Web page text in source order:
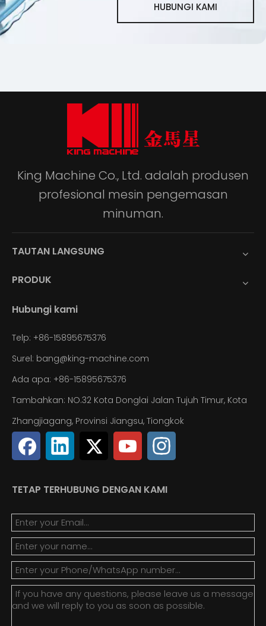
HUBUNGI KAMI
King Machine Co., Ltd. adalah produsen
profesional mesin pengemasan
minuman.
TAUTAN LANGSUNG
PRODUK
Hubungi kami
Telp: +86-15895675376
Surel: bang@king-machine.com
Ada apa: +86-15895675376
Tambahkan: NO.32 Kota Donglai Jalan Tujuh Timur, Kota
Zhangjiagang, Provinsi Jiangsu, Tiongkok
TETAP TERHUBUNG DENGAN KAMI